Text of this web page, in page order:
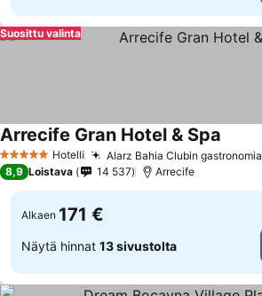
Suosittu valinta
5 Tähtiluokitus
Hotelli Alarz Bahia Clubin gastronomia
Arrecife Gran Hotel & Spa
8,9 Loistava 14 537 Arrecife
Alkaen 171 €
Näytä hinnat 13 sivustolta